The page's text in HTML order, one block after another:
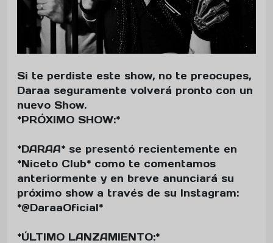
Si te perdiste este show, no te preocupes,
Daraa seguramente volverá pronto con un
nuevo Show.
*PRÓXIMO SHOW:*
*DARAA* se presentó recientemente en
*Niceto Club* como te comentamos
anteriormente y en breve anunciará su
próximo show a través de su Instagram:
*@DaraaOficial*
*ÚLTIMO LANZAMIENTO:*